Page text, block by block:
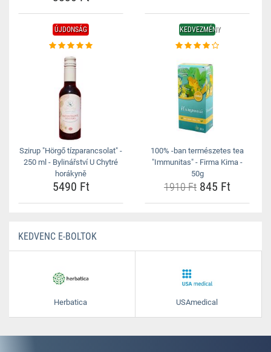
ÚJDONSÁG
Szirup "Hörgő tízparancsolat" -
250 ml - Bylinářství U Chytré
horákyně
5490 Ft
KEDVEZMÉNY
100% -ban természetes tea
"Immunitas" - Firma Kima -
50g
1910 Ft 845 Ft
KEDVENC E-BOLTOK
Herbatica USAmedical